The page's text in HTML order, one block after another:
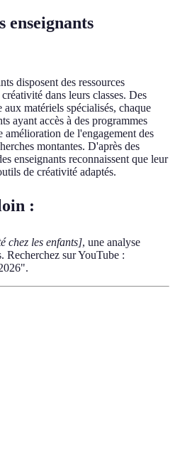
enseignants
disposent des ressources
dans leurs classes. Des
matériels spécialisés, chaque
ayant accès à des programmes
amélioration de l'engagement des
montantes. D'après des
enseignants reconnaissent que leur
de créativité adaptés.
:
chez les enfants], une analyse
Recherchez sur YouTube :